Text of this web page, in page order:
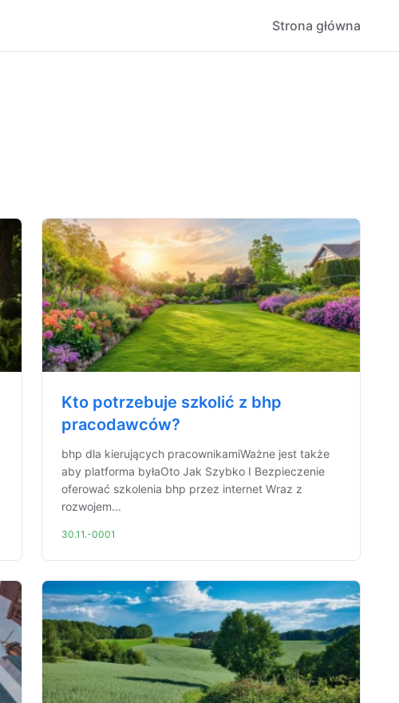
Strona główna
Kto potrzebuje szkolić z bhp
pracodawców?
bhp dla kierujących pracownikamiWażne jest także
aby platforma byłaOto Jak Szybko I Bezpieczenie
oferować szkolenia bhp przez internet Wraz z
rozwojem...
30.11.-0001